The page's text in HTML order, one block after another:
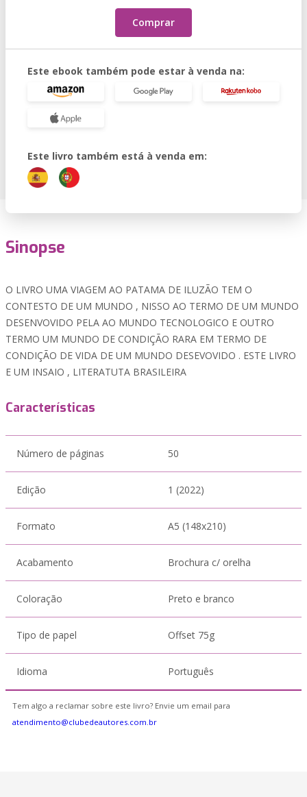
Comprar
Este ebook também pode estar à venda na:
Este livro também está à venda em:
Sinopse
O LIVRO UMA VIAGEM AO PATAMA DE ILUZÃO TEM O
CONTESTO DE UM MUNDO , NISSO AO TERMO DE UM MUNDO
DESENVOVIDO PELA AO MUNDO TECNOLOGICO E OUTRO
TERMO UM MUNDO DE CONDIÇÃO RARA EM TERMO DE
CONDIÇÃO DE VIDA DE UM MUNDO DESEVOVIDO . ESTE LIVRO
E UM INSAIO , LITERATUTA BRASILEIRA
Características
Número de páginas 50
Edição 1 (2022)
Formato A5 (148x210)
Acabamento Brochura c/ orelha
Coloração Preto e branco
Tipo de papel Offset 75g
Idioma Português
Tem algo a reclamar sobre este livro? Envie um email para
atendimento@clubedeautores.com.br